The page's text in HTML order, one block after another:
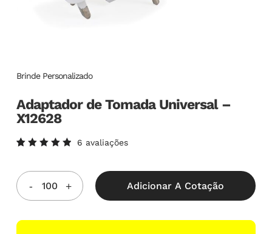
Brinde Personalizado
Adaptador de Tomada Universal –
X12628
5.00de
5, com
baseado
em
clientes
6 avaliações
Adicionar A Cotação